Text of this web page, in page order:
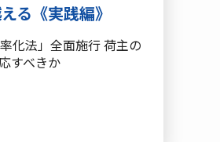
る《実践編》
化法」全面施行 荷主の
すべきか